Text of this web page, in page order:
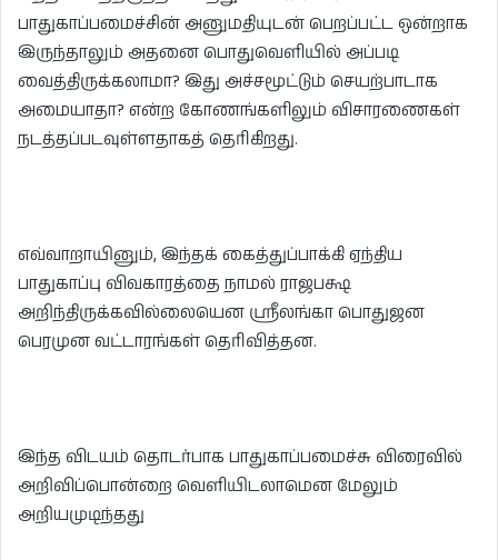
பாதுகாப்பமைச்சின் அனுமதியுடன் பெறப்பட்ட ஒன்றாக
இருந்தாலும் அதனை பொதுவெளியில் அப்படி
வைத்திருக்கலாமா? இது அச்சமூட்டும் செயற்பாடாக
அமையாதா? என்ற கோணங்களிலும் விசாரணைகள்
நடத்தப்படவுள்ளதாகத் தெரிகிறது.
எவ்வாறாயினும், இந்தக் கைத்துப்பாக்கி ஏந்திய
பாதுகாப்பு விவகாரத்தை நாமல் ராஜபக்ஷ
அறிந்திருக்கவில்லையென ஸ்ரீலங்கா பொதுஜன
பெரமுன வட்டாரங்கள் தெரிவித்தன.
இந்த விடயம் தொடர்பாக பாதுகாப்பமைச்சு விரைவில்
அறிவிப்பொன்றை வெளியிடலாமென மேலும்
அறியமுடிந்தது